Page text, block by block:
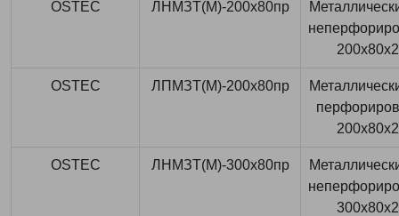
OSTEC ЛНМЗТ(М)-200x80пр
OSTEC ЛПМЗТ(М)-200x80пр
OSTEC ЛНМЗТ(М)-300x80пр